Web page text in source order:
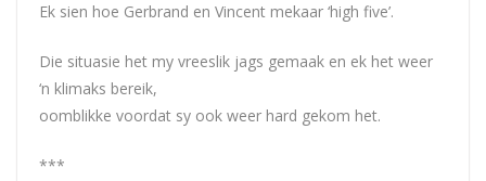
Ek sien hoe Gerbrand en Vincent mekaar ‘high five’.
Die situasie het my vreeslik jags gemaak en ek het weer
‘n klimaks bereik,
oomblikke voordat sy ook weer hard gekom het.
***